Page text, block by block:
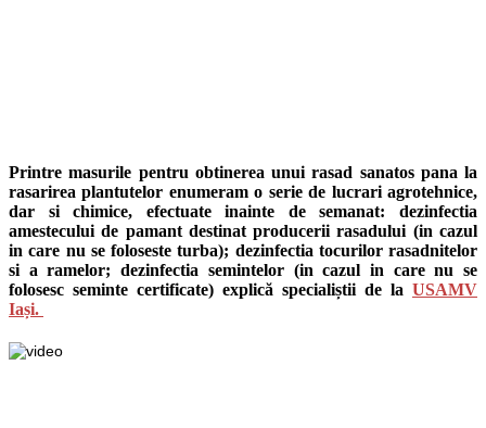
Printre masurile pentru obtinerea unui rasad sanatos pana la
rasarirea plantutelor enumeram o serie de lucrari agrotehnice,
dar si chimice, efectuate inainte de semanat: dezinfectia
amestecului de pamant destinat producerii rasadului (in cazul
in care nu se foloseste turba); dezinfectia tocurilor rasadnitelor
si a ramelor; dezinfectia semintelor (in cazul in care nu se
folosesc seminte certificate) explică specialiștii de la USAMV
Iași.